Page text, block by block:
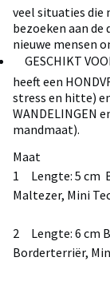
veel situaties die
bezoeken aan
nieuwe mensen
 GESCHIKT
heeft een
stress en hitte)
WANDELINGEN
mandmaat).
Maat
1 Lengte: 5 cm
Maltezer, Mini
2 Lengte: 6 cm
Borderterriër,